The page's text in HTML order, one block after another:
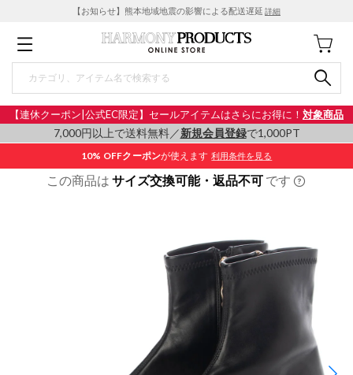
【お知らせ】熊本地域地震の影響による配送遅延 詳細
【連休クーポン|公式EC限定】セールアイテムはさらにお得に！ 対象商品
7,000円以上で送料無料／新規会員登録で1,000PT
10% OFFクーポンが使えます 利用条件を見る
この商品は サイズ交換可能・返品不可 です